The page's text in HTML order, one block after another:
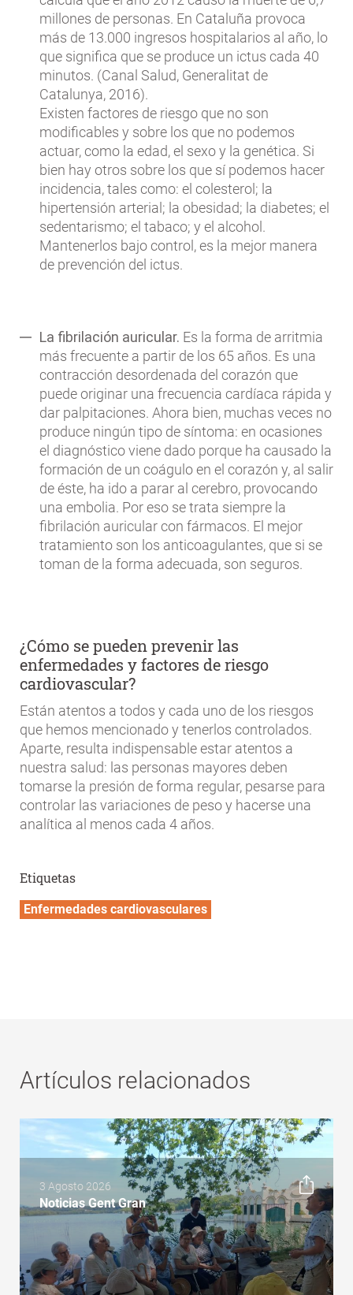
millones de personas. En Cataluña provoca
más de 13.000 ingresos hospitalarios al año, lo
que significa que se produce un ictus cada 40
minutos. (Canal Salud, Generalitat de
Catalunya, 2016).
Existen factores de riesgo que no son
modificables y sobre los que no podemos
actuar, como la edad, el sexo y la genética. Si
bien hay otros sobre los que sí podemos hacer
incidencia, tales como: el colesterol; la
hipertensión arterial; la obesidad; la diabetes; el
sedentarismo; el tabaco; y el alcohol.
Mantenerlos bajo control, es la mejor manera
de prevención del ictus.
La fibrilación auricular. Es la forma de arritmia
más frecuente a partir de los 65 años. Es una
contracción desordenada del corazón que
puede originar una frecuencia cardíaca rápida y
dar palpitaciones. Ahora bien, muchas veces no
produce ningún tipo de síntoma: en ocasiones
el diagnóstico viene dado porque ha causado la
formación de un coágulo en el corazón y, al salir
de éste, ha ido a parar al cerebro, provocando
una embolia. Por eso se trata siempre la
fibrilación auricular con fármacos. El mejor
tratamiento son los anticoagulantes, que si se
toman de la forma adecuada, son seguros.
¿Cómo se pueden prevenir las
enfermedades y factores de riesgo
cardiovascular?
Están atentos a todos y cada uno de los riesgos
que hemos mencionado y tenerlos controlados.
Aparte, resulta indispensable estar atentos a
nuestra salud: las personas mayores deben
tomarse la presión de forma regular, pesarse para
controlar las variaciones de peso y hacerse una
analítica al menos cada 4 años.
Etiquetas
Enfermedades cardiovasculares
Artículos relacionados
3 Agosto 2026
Noticias Gent Gran